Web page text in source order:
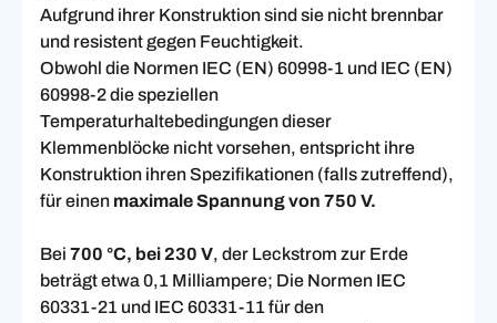
Aufgrund ihrer Konstruktion sind sie nicht brennbar
und resistent gegen Feuchtigkeit.
Obwohl die Normen IEC (EN) 60998-1 und IEC (EN)
60998-2 die speziellen
Temperaturhaltebedingungen dieser
Klemmenblöcke nicht vorsehen, entspricht ihre
Konstruktion ihren Spezifikationen (falls zutreffend),
für einen maximale Spannung von 750 V.
Bei 700 °C, bei 230 V, der Leckstrom zur Erde
beträgt etwa 0,1 Milliampere; Die Normen IEC
60331-21 und IEC 60331-11 für den